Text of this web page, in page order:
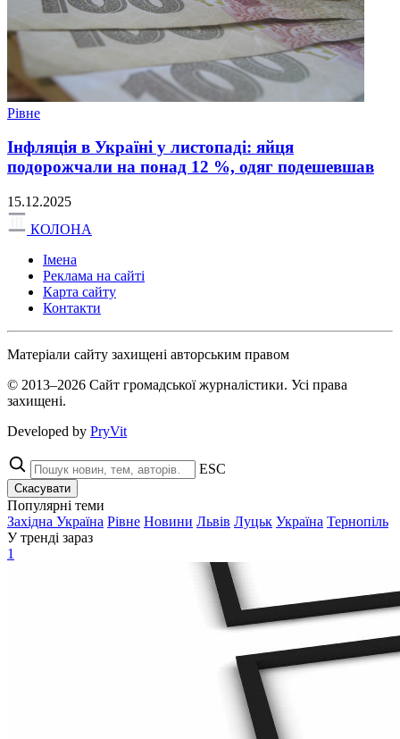
Рівне
Інфляція в Україні у листопаді: яйця
подорожчали на понад 12 %, одяг подешевшав
15.12.2025
КОЛОНА
Імена
Реклама на сайті
Карта сайту
Контакти
Матеріали сайту захищені авторським правом
© 2013–2026 Сайт громадської журналістики. Усі права
захищені.
Developed by PryVit
ESC
Скасувати
Популярні теми
Західна Україна Рівне Новини Львів Луцьк Україна Тернопіль
У тренді зараз
1